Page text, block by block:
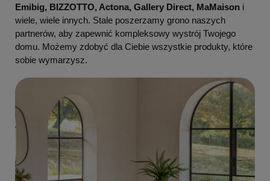
Emibig, BIZZOTTO, Actona, Gallery Direct, MaMaison i
wiele, wiele innych. Stale poszerzamy grono naszych
partnerów, aby zapewnić kompleksowy wystrój Twojego
domu. Możemy zdobyć dla Ciebie wszystkie produkty, które
sobie wymarzysz.